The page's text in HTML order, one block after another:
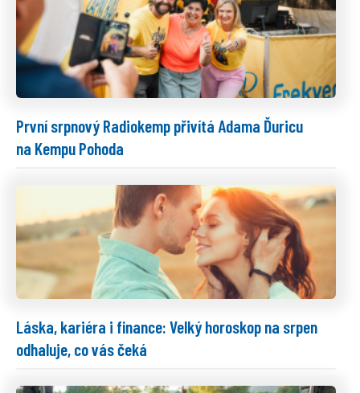
První srpnový Radiokemp přivítá Adama Ďuricu
na Kempu Pohoda
Láska, kariéra i finance: Velký horoskop na srpen
odhaluje, co vás čeká